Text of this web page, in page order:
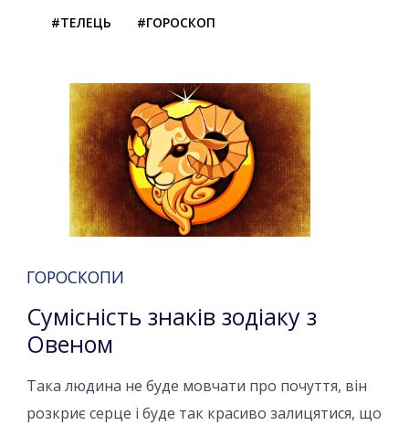
#ТЕЛЕЦЬ #ГОРОСКОП
ГОРОСКОПИ
Сумісність знаків зодіаку з
Овеном
Така людина не буде мовчати про почуття, він
розкриє серце і буде так красиво залицятися, що